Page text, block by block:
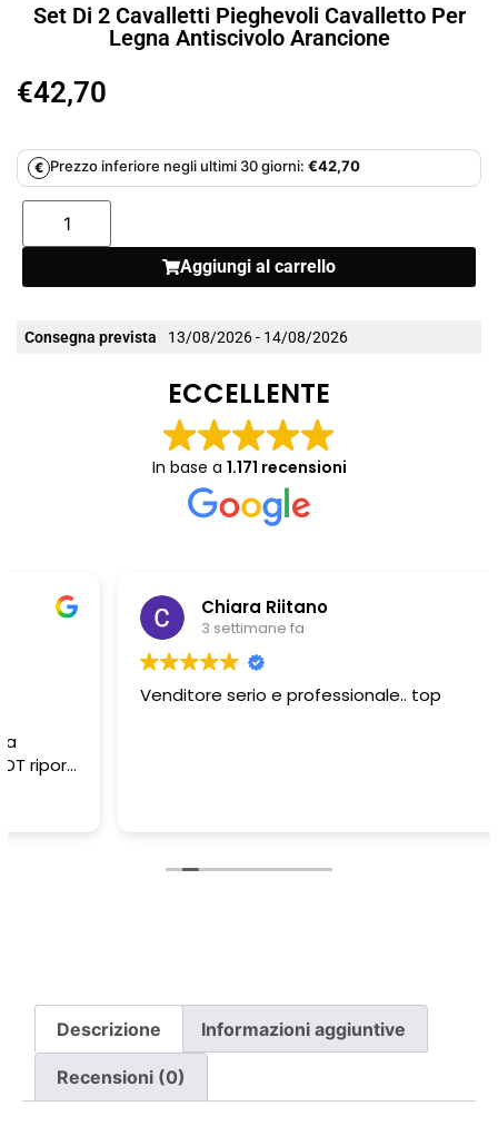
Set Di 2 Cavalletti Pieghevoli Cavalletto Per
Legna Antiscivolo Arancione
€42,70
€ Prezzo inferiore negli ultimi 30 giorni: €42,70
Aggiungi al carrello
Consegna prevista 13/08/2026 - 14/08/2026
ECCELLENTE
In base a 1.171 recensioni
Chiara Riitano
3 settimane fa
Venditore serio e professionale.. top
Descrizione Informazioni aggiuntive
Recensioni (0)